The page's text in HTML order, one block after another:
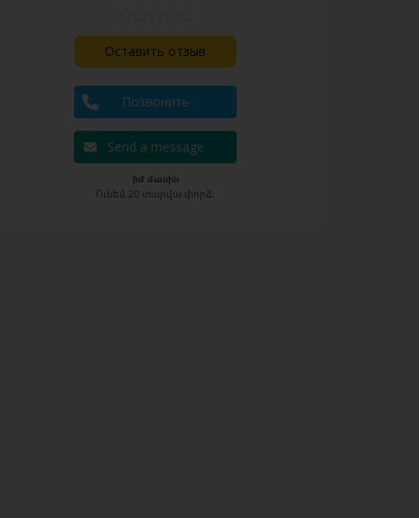
Оставить отзыв
Позвонить
Send a message
իմ մասին
Ունեմ 20 տարվա փորձ։